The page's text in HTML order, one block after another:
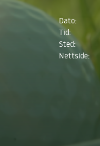
Dato:
Tid:
Sted:
Nettside: